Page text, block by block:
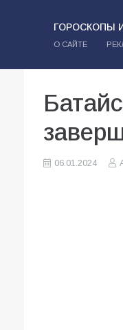
ГОРОСКОПЫ
О САЙТЕ
06.01.2024